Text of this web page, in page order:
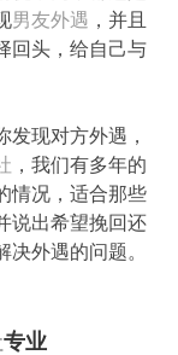
男友外遇 ，并且
回头，给自己与
现对方外遇，
，我们有多年的
情况，适合那些
说出希望挽回还
外遇的问题。
专业